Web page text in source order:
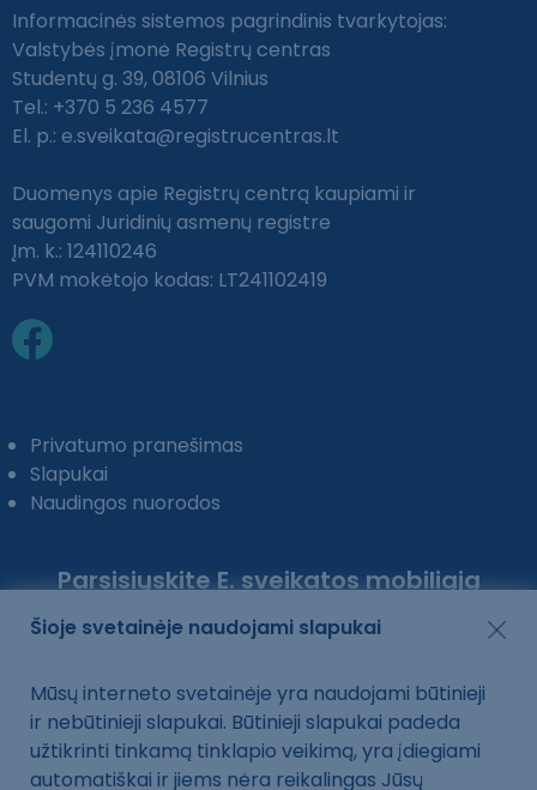
Informacinės sistemos pagrindinis tvarkytojas:
Valstybės įmonė Registrų centras
Studentų g. 39, 08106 Vilnius
Tel.: +370 5 236 4577
El. p.: e.sveikata@registrucentras.lt
Duomenys apie Registrų centrą kaupiami ir
saugomi Juridinių asmenų registre
Įm. k.: 124110246
PVM mokėtojo kodas: LT241102419
Privatumo pranešimas
Slapukai
Naudingos nuorodos
Parsisiųskite E. sveikatos mobiliąją
programėlę:
Šioje svetainėje naudojami slapukai
Mūsų interneto svetainėje yra naudojami būtinieji
ir nebūtinieji slapukai. Būtinieji slapukai padeda
užtikrinti tinkamą tinklapio veikimą, yra įdiegiami
automatiškai ir jiems nėra reikalingas Jūsų